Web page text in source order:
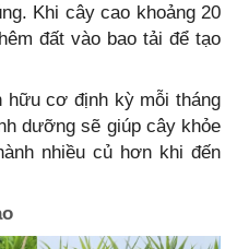
Khi cây cao khoảng 20
đất vào bao tải để tạo
hữu cơ định kỳ mỗi tháng
dưỡng sẽ giúp cây khỏe
nhiều củ hơn khi đến